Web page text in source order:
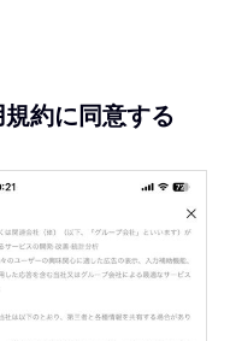
規約に同意する